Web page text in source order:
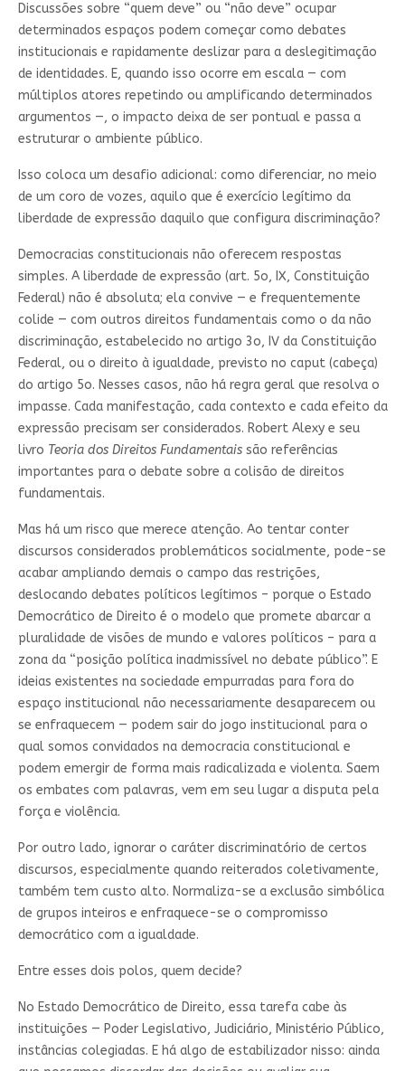
Discussões sobre “quem deve” ou “não deve” ocupar
determinados espaços podem começar como debates
institucionais e rapidamente deslizar para a deslegitimação
de identidades. E, quando isso ocorre em escala — com
múltiplos atores repetindo ou amplificando determinados
argumentos —, o impacto deixa de ser pontual e passa a
estruturar o ambiente público.
Isso coloca um desafio adicional: como diferenciar, no meio
de um coro de vozes, aquilo que é exercício legítimo da
liberdade de expressão daquilo que configura discriminação?
Democracias constitucionais não oferecem respostas
simples. A liberdade de expressão (art. 5o, IX, Constituição
Federal) não é absoluta; ela convive — e frequentemente
colide — com outros direitos fundamentais como o da não
discriminação, estabelecido no artigo 3o, IV da Constituição
Federal, ou o direito à igualdade, previsto no caput (cabeça)
do artigo 5o. Nesses casos, não há regra geral que resolva o
impasse. Cada manifestação, cada contexto e cada efeito da
expressão precisam ser considerados. Robert Alexy e seu
livro Teoria dos Direitos Fundamentaissão referências
importantes para o debate sobre a colisão de direitos
fundamentais.
Mas há um risco que merece atenção. Ao tentar conter
discursos considerados problemáticos socialmente, pode-se
acabar ampliando demais o campo das restrições,
deslocando debates políticos legítimos – porque o Estado
Democrático de Direito é o modelo que promete abarcar a
pluralidade de visões de mundo e valores políticos – para a
zona da “posição política inadmissível no debate público”. E
ideias existentes na sociedade empurradas para fora do
espaço institucional não necessariamente desaparecem ou
se enfraquecem — podem sair do jogo institucional para o
qual somos convidados na democracia constitucional e
podem emergir de forma mais radicalizada e violenta. Saem
os embates com palavras, vem em seu lugar a disputa pela
força e violência.
Por outro lado, ignorar o caráter discriminatório de certos
discursos, especialmente quando reiterados coletivamente,
também tem custo alto. Normaliza-se a exclusão simbólica
de grupos inteiros e enfraquece-se o compromisso
democrático com a igualdade.
Entre esses dois polos, quem decide?
No Estado Democrático de Direito, essa tarefa cabe às
instituições — Poder Legislativo, Judiciário, Ministério Público,
instâncias colegiadas. E há algo de estabilizador nisso: ainda